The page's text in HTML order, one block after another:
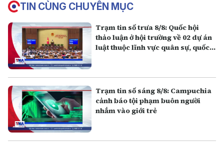
TIN CÙNG CHUYÊN MỤC
Trạm tin số trưa 8/8: Quốc hội
thảo luận ở hội trường về 02 dự án
luật thuộc lĩnh vực quân sự, quốc
Trạm tin số sáng 8/8: Campuchia
cảnh báo tội phạm buôn người
nhắm vào giới trẻ